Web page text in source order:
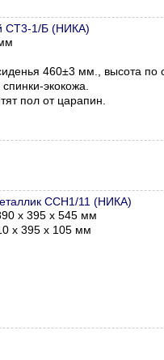
СТ3-1/Б (НИКА)
460±3 мм., высота по
экокожа.
пол от царапин.
ССН1/11 (НИКА)
х 395 х 545 мм
х 395 х 105 мм